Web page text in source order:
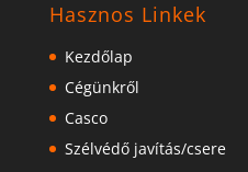
Hasznos Linkek
Kezdőlap
Cégünkről
Casco
Szélvédő javítás/csere